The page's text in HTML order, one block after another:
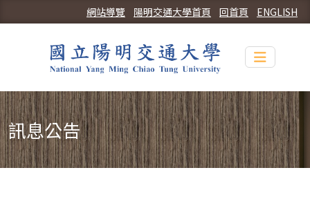
ENGLISH
回首頁
陽明交通大學首頁
網站導覽
Toggle
訊息公告